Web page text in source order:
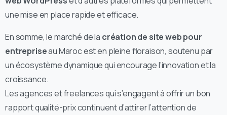
une mise en place rapide et efficace.
En somme, le marché de la création de site web pour
entrepriseau Maroc est en pleine floraison, soutenu par
un écosystème dynamique qui encourage l’innovation et la
croissance.
Les agences et freelances qui s’engagent à offrir un bon
rapport qualité-prix continuent d’attirer l’attention de